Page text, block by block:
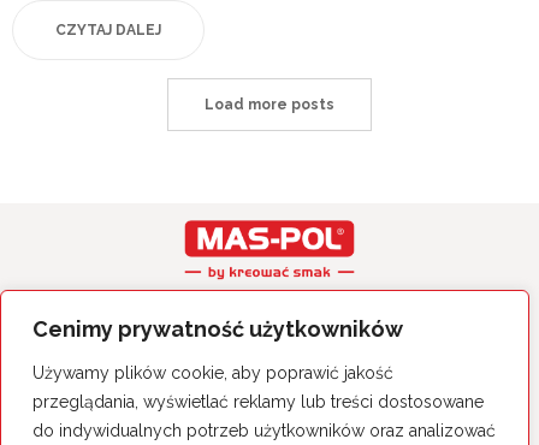
Cenimy prywatność użytkowników
Używamy plików cookie, aby poprawić jakość
przeglądania, wyświetlać reklamy lub treści dostosowane
do indywidualnych potrzeb użytkowników oraz analizować
CZYTAJ DALEJ
Load more posts
Polityka Prywatności
MAS-POL Sp. z o.o. Sp. k.
26-060 Chęciny, ul. Sitkówka 50
tel. 41 344 25 14